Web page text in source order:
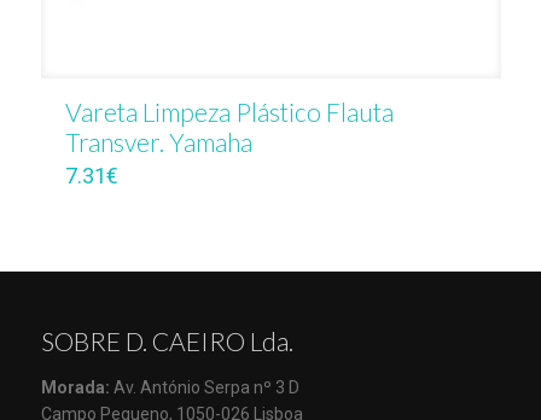
Vareta Limpeza Plástico Flauta
Transver. Yamaha
7.31€
SOBRE D. CAEIRO Lda.
Morada: Av. António Serpa nº 3 D
Campo Pequeno, 1050-026 Lisboa